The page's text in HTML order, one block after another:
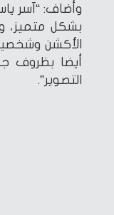
وأضاف: “آسر
بشكل متميز،
الأكشن
أيضا بظروف
التصوير”.